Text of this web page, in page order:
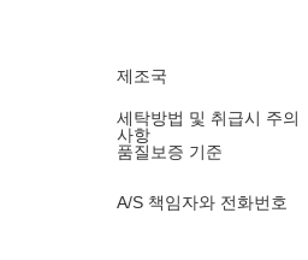
제조국
세탁방법 및 취급시 주의
사항
품질보증 기준
A/S 책임자와 전화번호